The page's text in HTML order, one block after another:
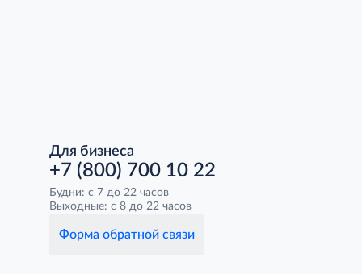
Для бизнеса
+7 (800) 700 10 22
Будни: с 7 до 22 часов
Выходные: с 8 до 22 часов
Форма обратной связи